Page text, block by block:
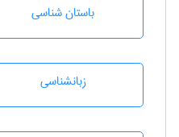
باستان شناسی
زبانشناسی